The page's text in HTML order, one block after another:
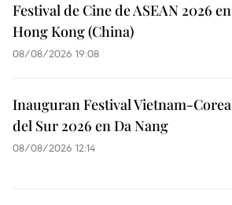
Festival de Cine de ASEAN 2026 en
Hong Kong (China)
08/08/2026 19:08
Inauguran Festival Vietnam-Corea
del Sur 2026 en Da Nang
08/08/2026 12:14